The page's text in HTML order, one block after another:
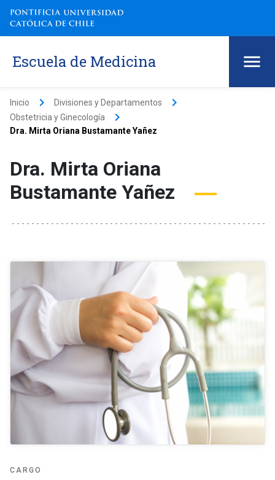
Escuela de Medicina
Inicio keyboard_arrow_right Divisiones y Departamentos keyboard_arrow_right
Obstetricia y Ginecología keyboard_arrow_right
Dra. Mirta Oriana Bustamante Yañez
Dra. Mirta Oriana
Bustamante Yañez
CARGO